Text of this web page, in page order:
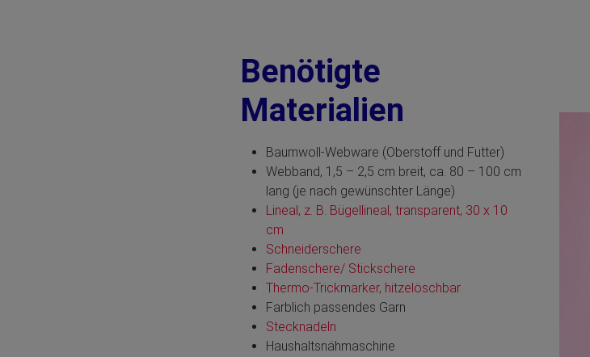
Benötigte
Materialien
Baumwoll-Webware (Oberstoff und Futter)
Webband, 1,5 – 2,5 cm breit, ca. 80 – 100 cm
lang (je nach gewünschter Länge)
Lineal, z. B. Bügellineal, transparent, 30 x 10
cm
Schneiderschere
Fadenschere/ Stickschere
Thermo-Trickmarker, hitzelöschbar
Farblich passendes Garn
Stecknadeln
Haushaltsnähmaschine